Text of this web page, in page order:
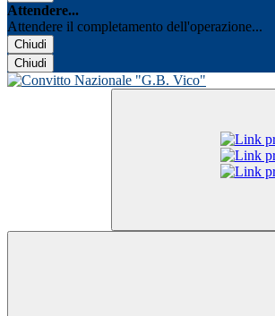
Attendere...
Attendere il completamento dell'operazione...
Chiudi
Chiudi